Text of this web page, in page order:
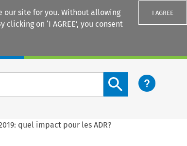
our site for you. Without allowing
clicking on ‘I AGREE’, you consent
I AGREE
Search content button
quel impact pour les ADR?